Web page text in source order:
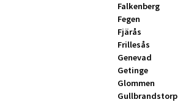
Falkenberg
Fegen
Fjärås
Frillesås
Genevad
Getinge
Glommen
Gullbrandstorp